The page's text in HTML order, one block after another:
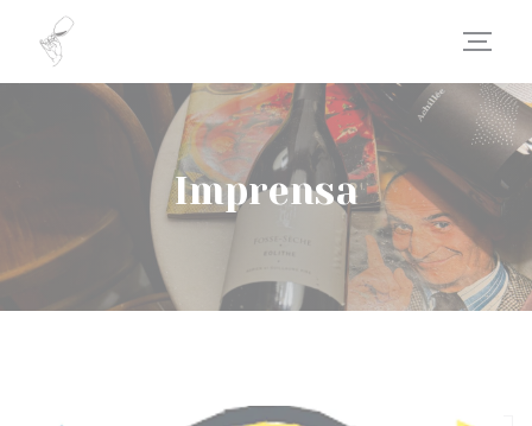
Painel de Gerenciamento de Cookies
Imprensa